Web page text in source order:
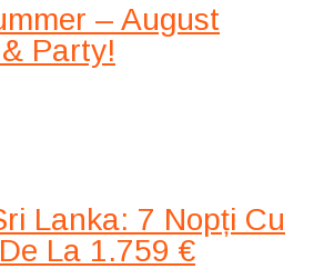
– August
Party!
Lanka: 7 Nopți Cu
La 1.759 €